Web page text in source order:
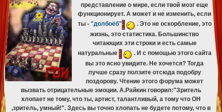
представление о мире, если твой мозг еще
функционирует. А может и не изменить, если
ты - "долбоёб"
. Это не оскорбление, это
жизнь, это статистика. Большинство
читающих эти строки и есть самые
натуральные
. И с помощью этого сайта
вы это ясно увидите. Не хочется? Тогда
лучше сразу ползите отсюда подобру
поздорову. Чтение этого форума может
вызвать отрицательные эмоции. А.Райкин говорил:"Зритель
хлопает не тому, что ты, артист, талантливый, а тому что ОН
,зритель, умный!". Здесь вы точно хлопать не будете потому, что в